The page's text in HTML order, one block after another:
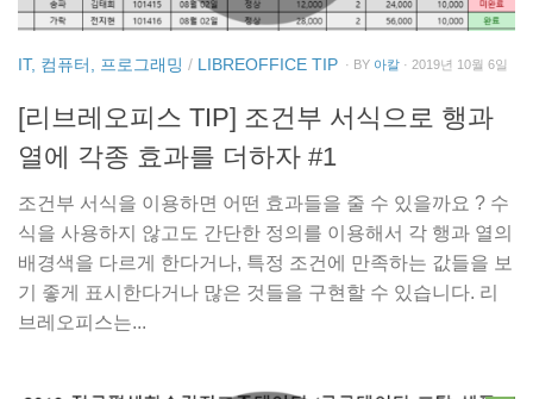
IT, 컴퓨터, 프로그래밍 / LIBREOFFICE TIP · BY 아칼 · 2019년 10월 6일
[리브레오피스 TIP] 조건부 서식으로 행과
열에 각종 효과를 더하자 #1
조건부 서식을 이용하면 어떤 효과들을 줄 수 있을까요 ? 수
식을 사용하지 않고도 간단한 정의를 이용해서 각 행과 열의
배경색을 다르게 한다거나, 특정 조건에 만족하는 값들을 보
기 좋게 표시한다거나 많은 것들을 구현할 수 있습니다. 리
브레오피스는...